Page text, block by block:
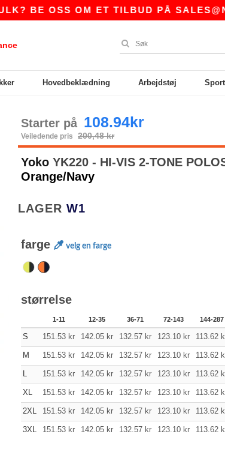
OSS OM ET TILBUD PÅ
Hovedbeklædning Arbejdstøj Sport
Starter på 108.94kr
Veiledende pris 200,48 kr
Yoko YK220 - HI-VIS 2-TONE
Orange/Navy
LAGER W1
farge velg en farge
størrelse
1-11 12-35 36-71 72-143 144-287
S 151.53 kr 142.05 kr 132.57 kr 123.10 kr 113.62
M 151.53 kr 142.05 kr 132.57 kr 123.10 kr 113.62
L 151.53 kr 142.05 kr 132.57 kr 123.10 kr 113.62
XL 151.53 kr 142.05 kr 132.57 kr 123.10 kr 113.62
2XL 151.53 kr 142.05 kr 132.57 kr 123.10 kr 113.62
3XL 151.53 kr 142.05 kr 132.57 kr 123.10 kr 113.62